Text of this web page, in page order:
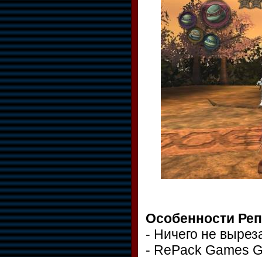
Особенности
- Ничего не
- RePack Games